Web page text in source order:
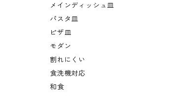
メインディッシュ皿
パスタ皿
ピザ皿
モダン
割れにくい
食洗機対応
和食